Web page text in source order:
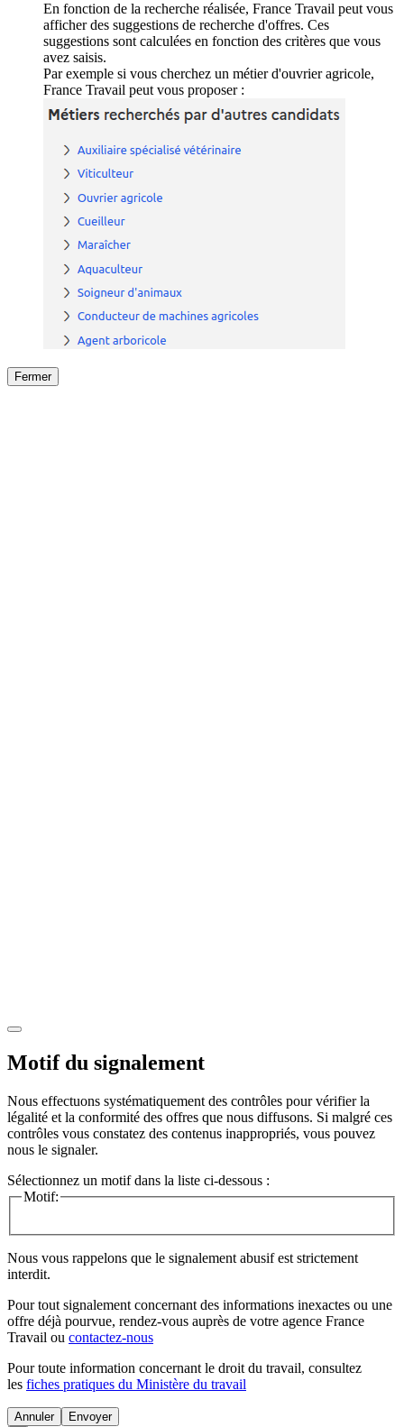
En fonction de la recherche réalisée, France Travail peut vous
afficher des suggestions de recherche d'offres. Ces
suggestions sont calculées en fonction des critères que vous
avez saisis.
Par exemple si vous cherchez un métier d'ouvrier agricole,
France Travail peut vous proposer :
Fermer
Motif du signalement
Nous effectuons systématiquement des contrôles pour vérifier la
légalité et la conformité des offres que nous diffusons. Si malgré ces
contrôles vous constatez des contenus inappropriés, vous pouvez
nous le signaler.
Sélectionnez un motif dans la liste ci-dessous :
Motif:
Nous vous rappelons que le signalement abusif est strictement
interdit.
Pour tout signalement concernant des informations inexactes ou une
offre déjà pourvue, rendez-vous auprès de votre agence France
Travail ou contactez-nous
Pour toute information concernant le droit du travail, consultez
les fiches pratiques du Ministère du travail
Annuler